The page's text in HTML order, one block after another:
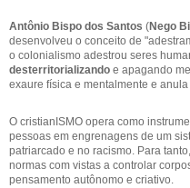
Antônio Bispo dos Santos (Nego
desenvolveu o conceito de
o colonialismo adestrou seres
desterritorializando e apagando
exaure física e mentalmente e
O cristianISMO opera como
pessoas em engrenagens de um
patriarcado e no racismo. Para
normas com vistas a controlar
pensamento autônomo e criativo.